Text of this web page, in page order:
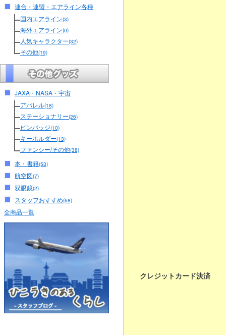
連合・連盟・エアライン各種
国内エアライン(3)
海外エアライン(0)
人気キャラクター(32)
その他(19)
JAXA・NASA・宇宙
アパレル(18)
ステーショナリー(26)
ピンバッジ(10)
キーホルダー(13)
ファンシー/その他(38)
本・書籍(53)
航空図(7)
双眼鏡(2)
スタッフおすすめ(68)
全商品一覧
クレジットカード決済